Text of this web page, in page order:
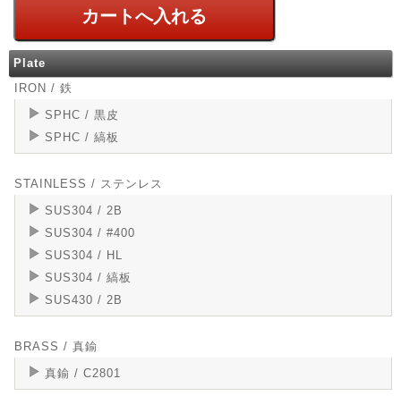
Plate
IRON / 鉄
SPHC / 黒皮
SPHC / 縞板
STAINLESS / ステンレス
SUS304 / 2B
SUS304 / #400
SUS304 / HL
SUS304 / 縞板
SUS430 / 2B
BRASS / 真鍮
真鍮 / C2801